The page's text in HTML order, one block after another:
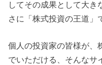
してその成果として大き
さに「株式投資の王道」
個人の投資家の皆様が、
でいただける、そんなサ